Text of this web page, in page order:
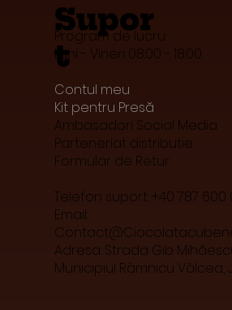
Supor
t
Program de lucru:
Luni - Vineri 08:00 - 18:00
Contul meu
Kit pentru Presă
Ambasadori Social Media
Parteneriat distributie
Formular de Retur
Telefon suport: +40 787 600
Email:
Adresa: Strada Gib
Municipiul Râmnicu Vâlcea,